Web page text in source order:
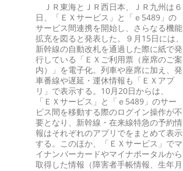
ＪＲ東海とＪＲ西日本、ＪＲ九州は６
日、「ＥＸサービス」と「ｅ5489」の
サービス間連携を開始し、さらなる機能
拡充を図ると発表した。９月15日には、
新幹線の自動改札を通過した際に紙で発
行している「ＥＸご利用票（座席のご案
内）」を電子化。列車や座席に加え、発
車番線や遅延・運休情報も「ＥＸアプ
リ」で表示する。10月20日からは、
「ＥＸサービス」と「ｅ5489」のサー
ビス間を移動する際のログイン操作が不
要となり、新幹線・在来線特急の予約情
報はそれぞれのアプリでをまとめて表示
する。このほか、「ＥＸサービス」でマ
イナンバーカードやマイナポータルから
取得した情報（障害者手帳情報、生年月